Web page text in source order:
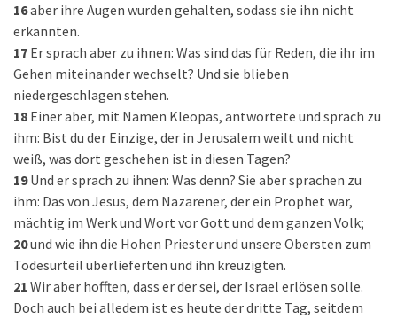
16aber ihre Augen wurden gehalten, sodass sie ihn nicht
erkannten.
17 Er sprach aber zu ihnen: Was sind das für Reden, die ihr im
Gehen miteinander wechselt? Und sie blieben
niedergeschlagen stehen.
18 Einer aber, mit Namen Kleopas, antwortete und sprach zu
ihm: Bist du der Einzige, der in Jerusalem weilt und nicht
weiß, was dort geschehen ist in diesen Tagen?
19 Und er sprach zu ihnen: Was denn? Sie aber sprachen zu
ihm: Das von Jesus, dem Nazarener, der ein Prophet war,
mächtig im Werk und Wort vor Gott und dem ganzen Volk;
20und wie ihn die Hohen Priester und unsere Obersten zum
Todesurteil überlieferten und ihn kreuzigten.
21 Wir aber hofften, dass er der sei, der Israel erlösen solle.
Doch auch bei alledem ist es heute der dritte Tag, seitdem